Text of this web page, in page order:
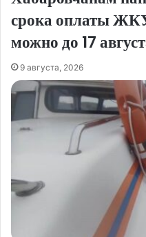
срока оплаты
можно до 17
9 августа, 2026